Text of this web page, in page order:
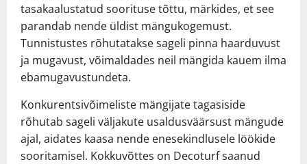
tasakaalustatud soorituse tõttu, märkides, et see
parandab nende üldist mängukogemust.
Tunnistustes rõhutatakse sageli pinna haarduvust
ja mugavust, võimaldades neil mängida kauem ilma
ebamugavustundeta.
Konkurentsivõimeliste mängijate tagasiside
rõhutab sageli väljakute usaldusväärsust mängude
ajal, aidates kaasa nende enesekindlusele löökide
sooritamisel. Kokkuvõttes on Decoturf saanud